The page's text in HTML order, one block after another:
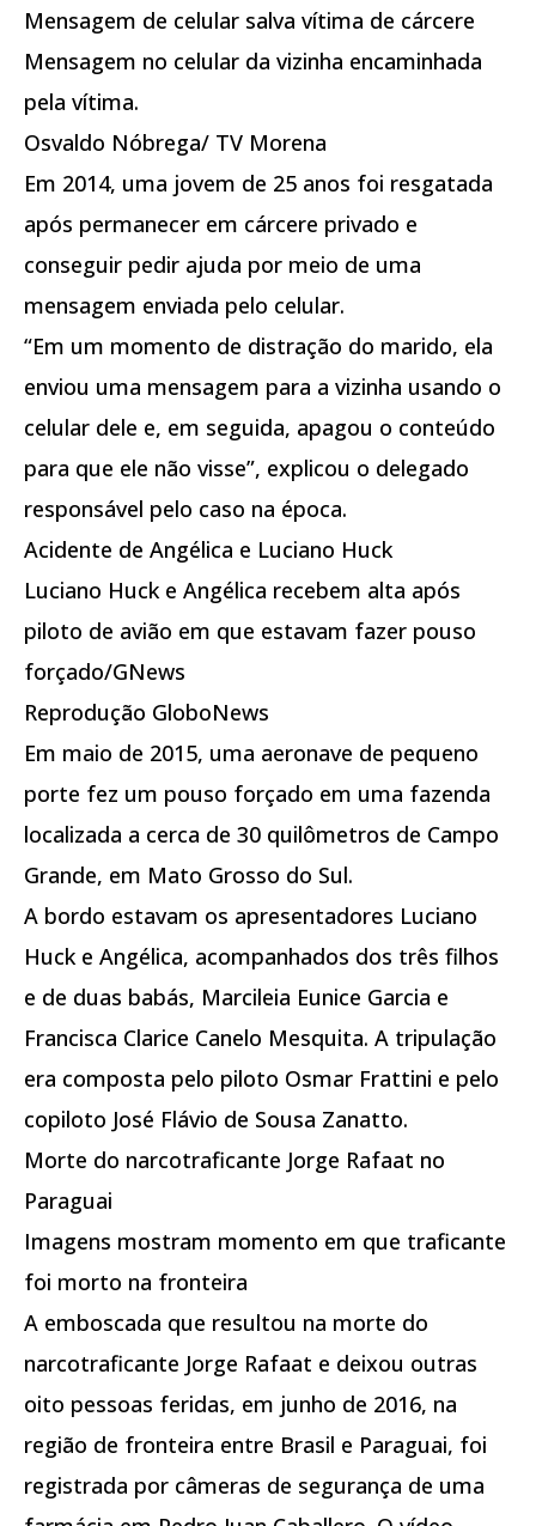
Mensagem de celular salva vítima de cárcere
Mensagem no celular da vizinha encaminhada
pela vítima.
Osvaldo Nóbrega/ TV Morena
Em 2014, uma jovem de 25 anos foi resgatada
após permanecer em cárcere privado e
conseguir pedir ajuda por meio de uma
mensagem enviada pelo celular.
“Em um momento de distração do marido, ela
enviou uma mensagem para a vizinha usando o
celular dele e, em seguida, apagou o conteúdo
para que ele não visse”, explicou o delegado
responsável pelo caso na época.
Acidente de Angélica e Luciano Huck
Luciano Huck e Angélica recebem alta após
piloto de avião em que estavam fazer pouso
forçado/GNews
Reprodução GloboNews
Em maio de 2015, uma aeronave de pequeno
porte fez um pouso forçado em uma fazenda
localizada a cerca de 30 quilômetros de Campo
Grande, em Mato Grosso do Sul.
A bordo estavam os apresentadores Luciano
Huck e Angélica, acompanhados dos três filhos
e de duas babás, Marcileia Eunice Garcia e
Francisca Clarice Canelo Mesquita. A tripulação
era composta pelo piloto Osmar Frattini e pelo
copiloto José Flávio de Sousa Zanatto.
Morte do narcotraficante Jorge Rafaat no
Paraguai
Imagens mostram momento em que traficante
foi morto na fronteira
A emboscada que resultou na morte do
narcotraficante Jorge Rafaat e deixou outras
oito pessoas feridas, em junho de 2016, na
região de fronteira entre Brasil e Paraguai, foi
registrada por câmeras de segurança de uma